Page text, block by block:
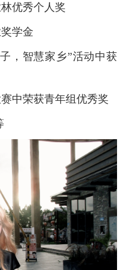
优秀个人奖
学金
，智慧家乡”活动中获
中荣获青年组优秀奖